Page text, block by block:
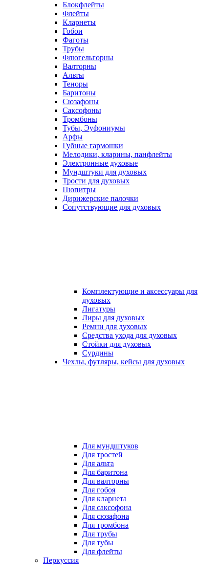
Блокфлейты
Флейты
Кларнеты
Гобои
Фаготы
Трубы
Флюгельгорны
Валторны
Альты
Теноры
Баритоны
Сюзафоны
Саксофоны
Тромбоны
Тубы, Эуфониумы
Арфы
Губные гармошки
Мелодики, кларины, панфлейты
Электронные духовые
Мундштуки для духовых
Трости для духовых
Пюпитры
Дирижерские палочки
Сопутствующие для духовых
Комплектующие и аксессуары для
духовых
Лигатуры
Лиры для духовых
Ремни для духовых
Средства ухода для духовых
Стойки для духовых
Сурдины
Чехлы, футляры, кейсы для духовых
Для мундштуков
Для тростей
Для альта
Для баритона
Для валторны
Для гобоя
Для кларнета
Для саксофона
Для сюзафона
Для тромбона
Для трубы
Для тубы
Для флейты
Перкуссия